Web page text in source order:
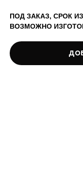
ПОД ЗАКАЗ, СРОК
ВОЗМОЖНО